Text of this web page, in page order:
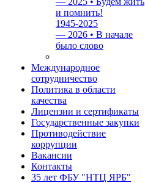
и помнить!
1945-2025
— 2026 • В начале
было слово
Международное
сотрудничество
Политика в области
качества
Лицензии и сертификаты
Государственные закупки
Противодействие
коррупции
Вакансии
Контакты
35 лет ФБУ "НТЦ ЯРБ"